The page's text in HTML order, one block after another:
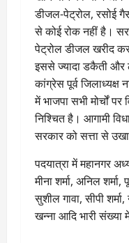
डीजल-पेट्रोल, रसोई
से कोई रोक नहीं है।
पेट्रोल डीजल खरीद
इससे ज्यादा डकैती
कांग्रेस पूर्व जिलाध्यक्ष
में भाजपा सभी मोर्चों
निश्चित है। आगामी
सरकार को सत्ता से
पदयात्रा में महानगर
मीना शर्मा, अनिल शर्मा,
सुशील गावा, सीपी
खन्ना आदि भारी संख्या